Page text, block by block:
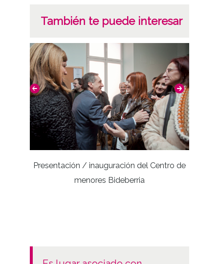
También te puede interesar
Presentación / inauguración del Centro de
menores Bideberria